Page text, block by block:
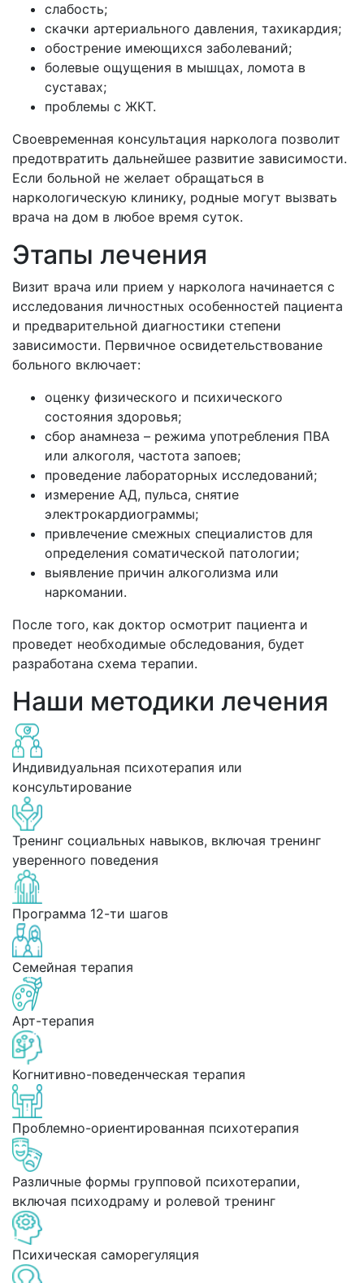
слабость;
скачки артериального давления, тахикардия;
обострение имеющихся заболеваний;
болевые ощущения в мышцах, ломота в
суставах;
проблемы с ЖКТ.
Своевременная консультация нарколога позволит
предотвратить дальнейшее развитие зависимости.
Если больной не желает обращаться в
наркологическую клинику, родные могут вызвать
врача на дом в любое время суток.
Этапы лечения
Визит врача или прием у нарколога начинается с
исследования личностных особенностей пациента
и предварительной диагностики степени
зависимости. Первичное освидетельствование
больного включает:
оценку физического и психического
состояния здоровья;
сбор анамнеза – режима употребления ПВА
или алкоголя, частота запоев;
проведение лабораторных исследований;
измерение АД, пульса, снятие
электрокардиограммы;
привлечение смежных специалистов для
определения соматической патологии;
выявление причин алкоголизма или
наркомании.
После того, как доктор осмотрит пациента и
проведет необходимые обследования, будет
разработана схема терапии.
Наши методики лечения
Индивидуальная психотерапия или
консультирование
Тренинг социальных навыков, включая тренинг
уверенного поведения
Программа 12-ти шагов
Семейная терапия
Арт-терапия
Когнитивно-поведенческая терапия
Проблемно-ориентированная психотерапия
Различные формы групповой психотерапии,
включая психодраму и ролевой тренинг
Психическая саморегуляция